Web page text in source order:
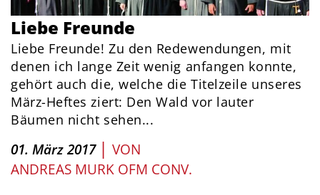
Liebe Freunde
Liebe Freunde! Zu den Redewendungen, mit
denen ich lange Zeit wenig anfangen konnte,
gehört auch die, welche die Titelzeile unseres
März-Heftes ziert: Den Wald vor lauter
Bäumen nicht sehen...
01. März 2017 | VON
ANDREAS MURK OFM CONV.